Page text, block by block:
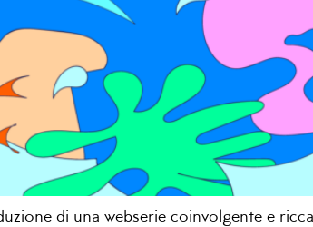
di una webserie coinvolgente e